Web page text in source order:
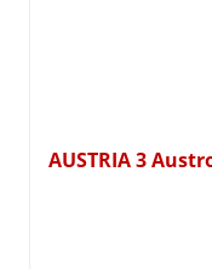
AUSTRIA 3